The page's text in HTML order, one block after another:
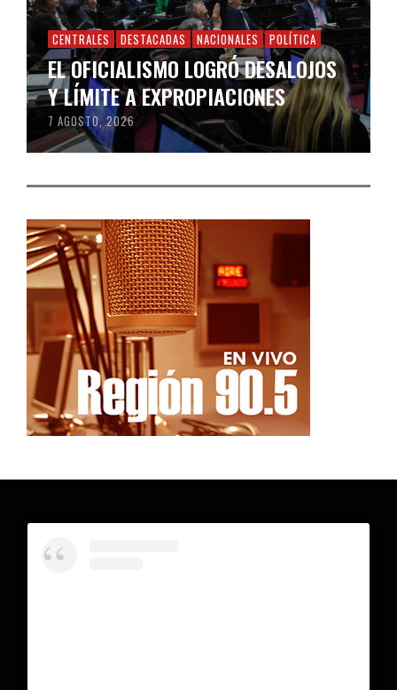
CENTRALES DESTACADAS NACIONALES POLÍTICA
EL OFICIALISMO LOGRÓ DESALOJOS
Y LÍMITE A EXPROPIACIONES
7 AGOSTO, 2026